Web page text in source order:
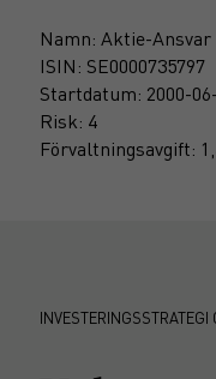
Namn: Aktie-Ansvar
ISIN: SE0000735797
Startdatum: 2000-
Risk: 4
Förvaltningsavgift:
INVESTERINGSSTRATEGI